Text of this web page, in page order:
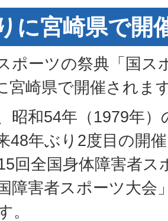
に宮崎県で開
ポーツの祭典「国ス
宮崎県で開催されま
昭和54年（1979年
48年ぶり2度目の開
回全国身体障害者ス
障害者スポーツ大会
。